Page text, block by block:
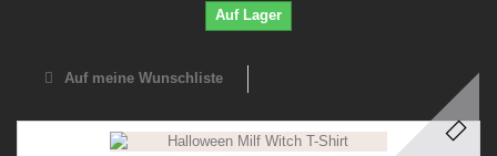
Auf Lager
Auf meine Wunschliste